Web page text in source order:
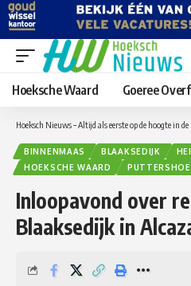
Hoeksche Waard Goeree
Hoeksch Nieuws – Altijd als eerste op de hoogte in de
BINNENMAAS BLAAKSEDIJK
HOEKSCHE WAARD
Inloopavond over
Blaaksedijk in